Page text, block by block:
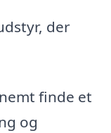
der
finde et
og